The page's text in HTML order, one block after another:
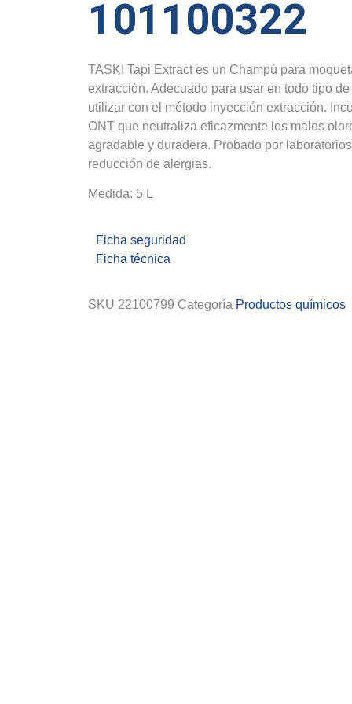
101100322
TASKI Tapi Extract es un Champú para
extracción. Adecuado para usar en todo tipo
utilizar con el método inyección extracción.
ONT que neutraliza eficazmente los malos
agradable y duradera. Probado por
reducción de alergias.
Medida: 5 L
Ficha seguridad
Ficha técnica
SKU 22100799 Categoría Productos químicos